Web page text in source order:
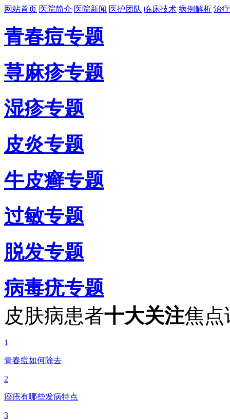
网站首页 医院简介 医院新闻 医护团队 临床技术 病例解析 治
青春痘专题
荨麻疹专题
湿疹专题
皮炎专题
牛皮癣专题
过敏专题
脱发专题
病毒疣专题
皮肤病患者十大关注焦点
1
青春痘如何除去
2
痤疮有哪些发病特点
3